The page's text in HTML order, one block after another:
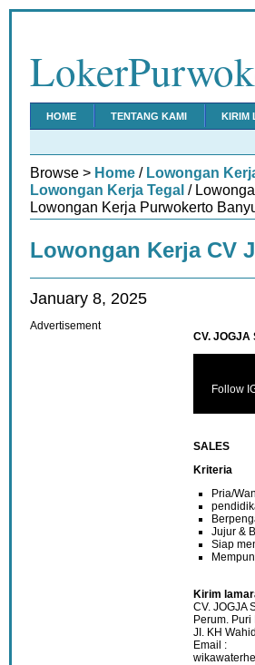
HOME TENTANG KAMI KIRIM
Browse > Home / Lowongan
Lowongan Kerja Tegal /
Lowongan Kerja Purwokerto
Lowongan Kerja CV
January 8, 2025
CV. JOGJA
Follow
SALES
Kriteria
Pria/
Jujur &
Siap
Kirim
CV. JOGJA
Perum. Puri
JI. KH
Email :
Advertisement